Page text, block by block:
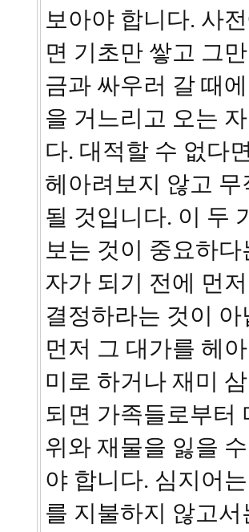
보아야 합니다. 사
면 기초만 쌓고 그
금과 싸우러 갈 때
을 거느리고 오는
다. 대적할 수 없다
헤아려보지 않고
될 것입니다. 이 두
보는 것이 중요하
자가 되기 전에 먼
결정하라는 것이
먼저 그 대가를 헤
미로 하거나 재미
되면 가족들로부터
위와 재물을 잃을
야 합니다. 심지어
를 지불하지 않고